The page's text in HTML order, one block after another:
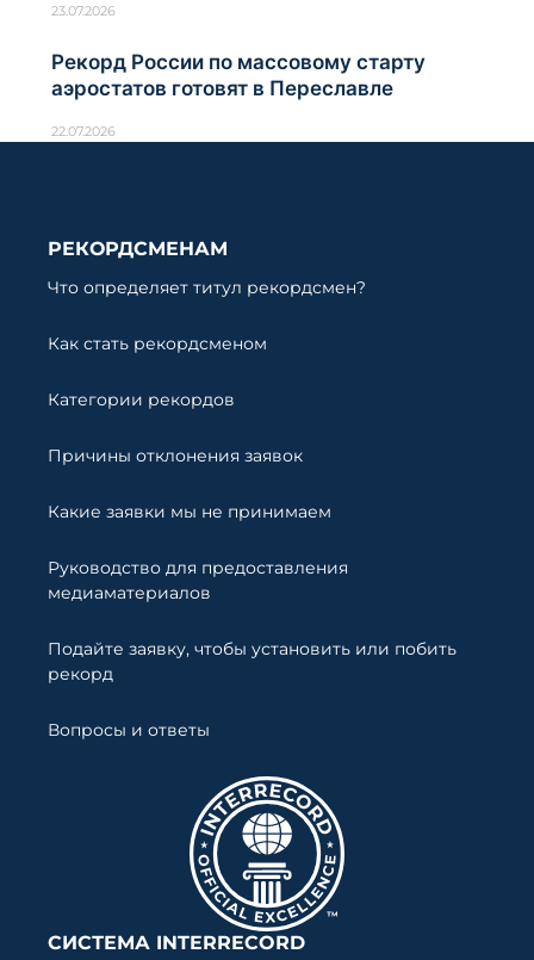
23.07.2026
Рекорд России по массовому старту
аэростатов готовят в Переславле
22.07.2026
РЕКОРДСМЕНАМ
Что определяет титул рекордсмен?
Как стать рекордсменом
Категории рекордов
Причины отклонения заявок
Какие заявки мы не принимаем
Руководство для предоставления
медиаматериалов
Подайте заявку, чтобы установить или побить
рекорд
Вопросы и ответы
СИСТЕМА INTERRECORD